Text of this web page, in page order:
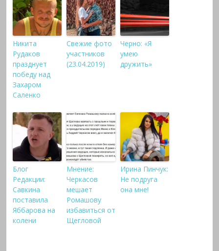
Никита
Рудаков
празднует
победу над
Захаром
Саленко
Свежие фото
участников
(23.04.2019)
Черно: «Я
умею
дружить»
Блог
Редакции:
Савкина
поставила
Яббарова на
колени
Мнение:
Черкасов
мешает
Ромашову
избавиться от
Щегловой
Ирина Пинчук:
Не подруга
она мне!